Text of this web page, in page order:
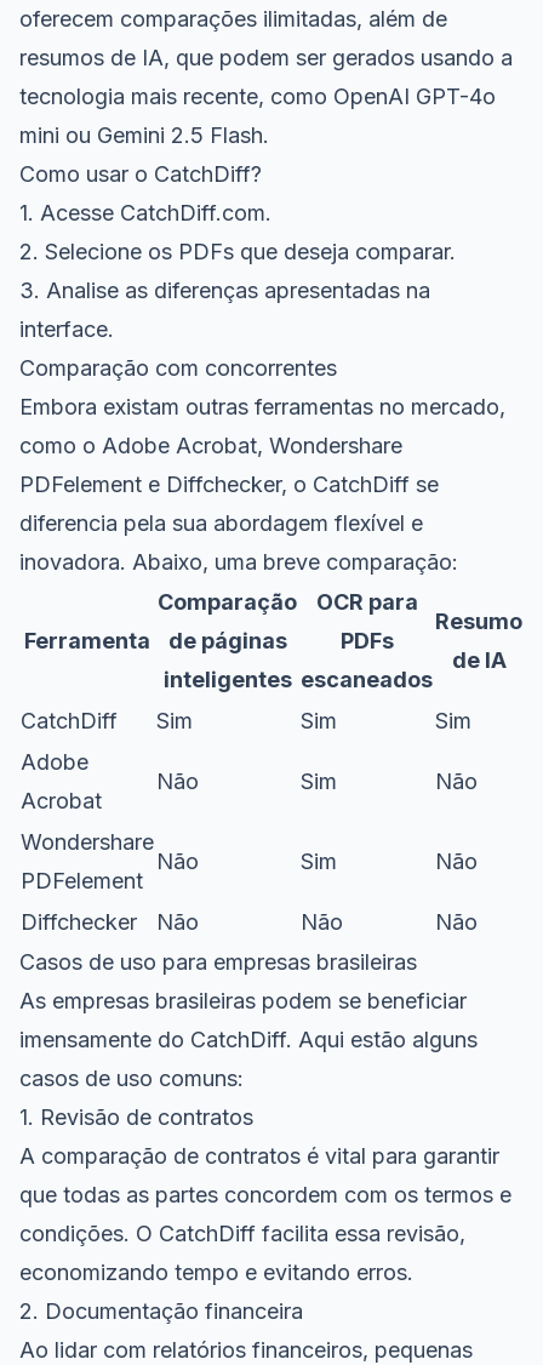
oferecem comparações ilimitadas, além de
resumos de IA, que podem ser gerados usando a
tecnologia mais recente, como OpenAI GPT-4o
mini ou Gemini 2.5 Flash.
Como usar o CatchDiff?
1. Acesse CatchDiff.com.
2. Selecione os PDFs que deseja comparar.
3. Analise as diferenças apresentadas na
interface.
Comparação com concorrentes
Embora existam outras ferramentas no mercado,
como o Adobe Acrobat, Wondershare
PDFelement e Diffchecker, o CatchDiff se
diferencia pela sua abordagem flexível e
inovadora. Abaixo, uma breve comparação:
Ferramenta
Comparação
de páginas
inteligentes
OCR para
PDFs
escaneados
Resumo
de IA
CatchDiff Sim Sim
Sim
Adobe
Acrobat
Não Sim Não
Wondershare
PDFelement
Não Sim Não
Diffchecker Não Não
Não
Casos de uso para empresas brasileiras
As empresas brasileiras podem se beneficiar
imensamente do CatchDiff. Aqui estão alguns
casos de uso comuns:
1. Revisão de contratos
A comparação de contratos é vital para garantir
que todas as partes concordem com os termos e
condições. O CatchDiff facilita essa revisão,
economizando tempo e evitando erros.
2. Documentação financeira
Ao lidar com relatórios financeiros, pequenas